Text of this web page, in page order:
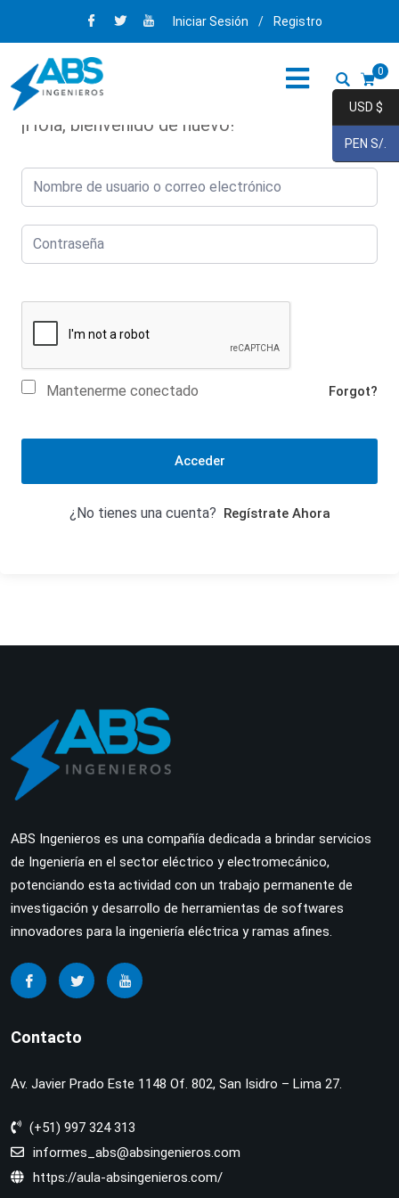
Iniciar Sesión / Registro
0
¡Hola, bienvenido de nuevo!
Mantenerme conectado Forgot?
Acceder
¿No tienes una cuenta? Regístrate Ahora
ABS Ingenieros es una compañía dedicada a brindar servicios
de Ingeniería en el sector eléctrico y electromecánico,
potenciando esta actividad con un trabajo permanente de
investigación y desarrollo de herramientas de softwares
innovadores para la ingeniería eléctrica y ramas afines.
Contacto
Av. Javier Prado Este 1148 Of. 802, San Isidro – Lima 27.
(+51) 997 324 313
informes_abs@absingenieros.com
https://aula-absingenieros.com/
USD $
PEN S/.